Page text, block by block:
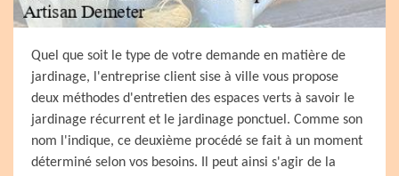
Quel que soit le type de votre demande en matière de
jardinage, l'entreprise client sise à ville vous propose
deux méthodes d'entretien des espaces verts à savoir le
jardinage récurrent et le jardinage ponctuel. Comme son
nom l'indique, ce deuxième procédé se fait à un moment
déterminé selon vos besoins. Il peut ainsi s'agir de la